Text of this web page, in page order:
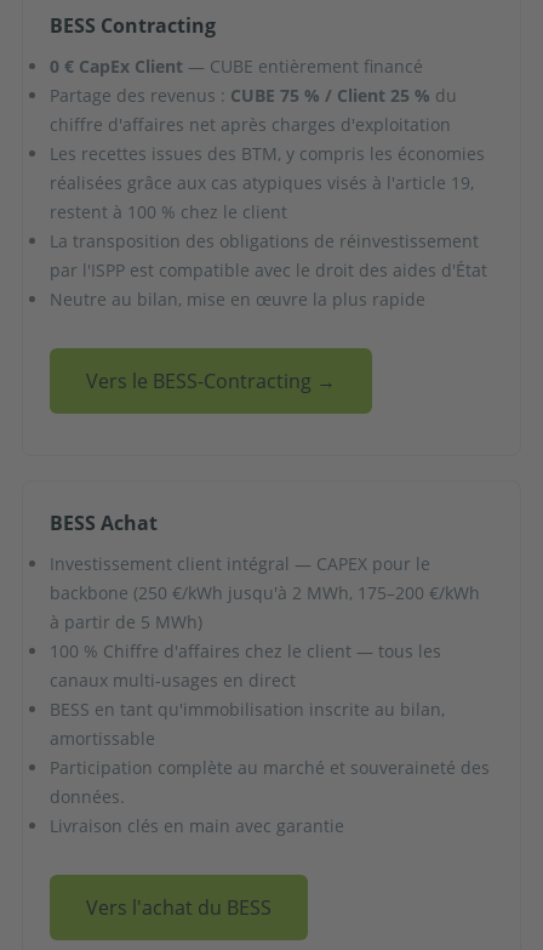
BESS Contracting
0 € CapEx Client — CUBE entièrement financé
Partage des revenus : CUBE 75 % / Client 25 % du
chiffre d'affaires net après charges d'exploitation
Les recettes issues des BTM, y compris les économies
réalisées grâce aux cas atypiques visés à l'article 19,
restent à 100 % chez le client
La transposition des obligations de réinvestissement
par l'ISPP est compatible avec le droit des aides d'État
Neutre au bilan, mise en œuvre la plus rapide
Vers le BESS-Contracting →
BESS Achat
Investissement client intégral — CAPEX pour le
backbone (250 €/kWh jusqu'à 2 MWh, 175–200 €/kWh
à partir de 5 MWh)
100 % Chiffre d'affaires chez le client — tous les
canaux multi-usages en direct
BESS en tant qu'immobilisation inscrite au bilan,
amortissable
Participation complète au marché et souveraineté des
données.
Livraison clés en main avec garantie
Vers l'achat du BESS